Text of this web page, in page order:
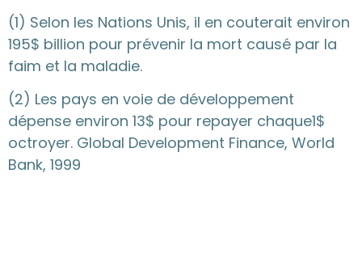
(1) Selon les Nations Unis, il en couterait environ
195$ billion pour prévenir la mort causé par la
faim et la maladie.
(2) Les pays en voie de développement
dépense environ 13$ pour repayer chaque1$
octroyer. Global Development Finance, World
Bank, 1999